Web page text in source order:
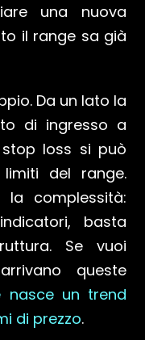
una nuova
il range sa già
Da un lato la
di ingresso a
loss si può
del range.
la complessità:
basta
Se vuoi
queste
nasce un trend
di prezzo.